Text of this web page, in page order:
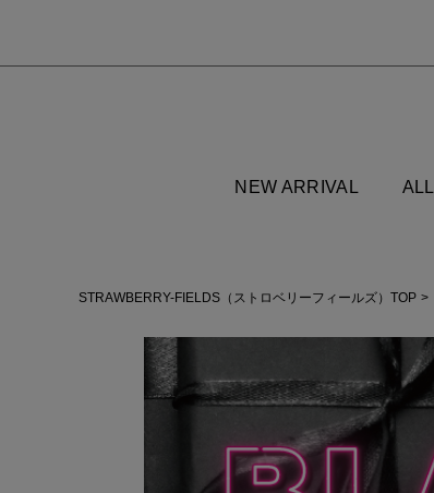
NEW ARRIVAL ALL
STRAWBERRY-FIELDS（ストロベリーフィールズ）TOP